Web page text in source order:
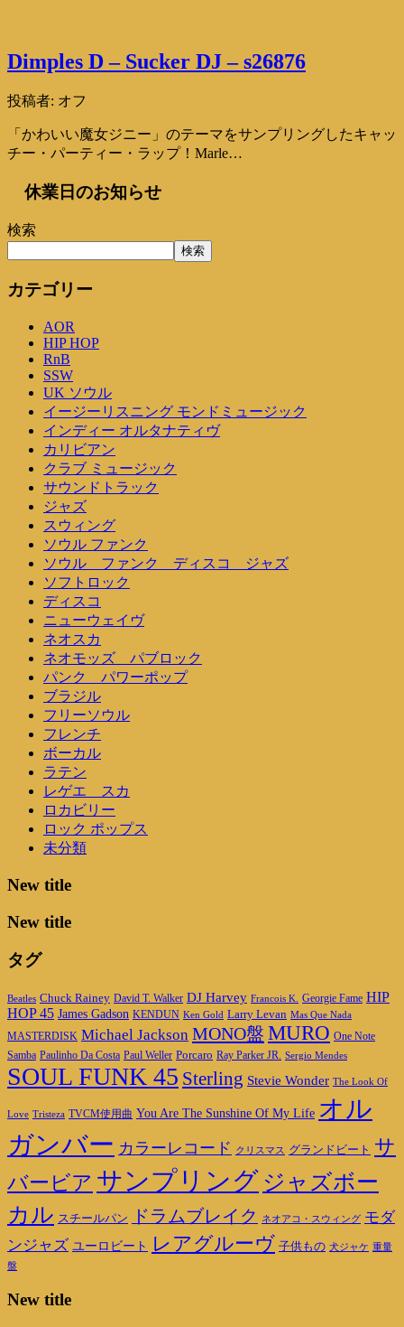
Dimples D – Sucker DJ – s26876
投稿者: オフ
「かわいい魔女ジニー」のテーマをサンプリングしたキャッ
チー・パーティー・ラップ！Marle…
休業日のお知らせ
検索
検索
カテゴリー
AOR
HIP HOP
RnB
SSW
UK ソウル
イージーリスニング モンドミュージック
インディー オルタナティヴ
カリビアン
クラブ ミュージック
サウンドトラック
ジャズ
スウィング
ソウル ファンク
ソウル ファンク ディスコ ジャズ
ソフトロック
ディスコ
ニューウェイヴ
ネオスカ
ネオモッズ パブロック
パンク パワーポップ
ブラジル
フリーソウル
フレンチ
ボーカル
ラテン
レゲエ スカ
ロカビリー
ロック ポップス
未分類
New title
New title
タグ
Beatles Chuck Rainey David T. Walker DJ Harvey Francois K. Georgie Fame HIP
HOP 45 James Gadson KENDUN Ken Gold Larry Levan Mas Que Nada
MASTERDISK Michael Jackson MONO盤 MURO One Note
Samba Paulinho Da Costa Paul Weller Porcaro Ray Parker JR. Sergio Mendes
SOUL FUNK 45 Sterling Stevie Wonder The Look Of
Love Tristeza TVCM使用曲 You Are The Sunshine Of My Life オル
ガンバー カラーレコード クリスマス グランドビート サ
バービア サンプリング ジャズボー
カル スチールパン ドラムブレイク ネオアコ・スウィング モダ
ンジャズ ユーロビート レアグルーヴ 子供もの 犬ジャケ 重量
盤
New title